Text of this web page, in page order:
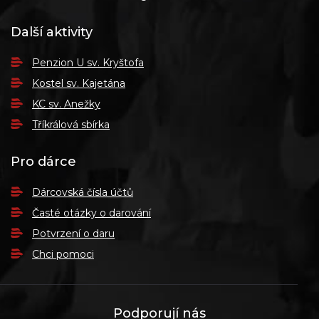
Další aktivity
Penzion U sv. Kryštofa
Kostel sv. Kajetána
KC sv. Anežky
Tříkrálová sbírka
Pro dárce
Dárcovská čísla účtů
Časté otázky o darování
Potvrzení o daru
Chci pomoci
Podporují nás